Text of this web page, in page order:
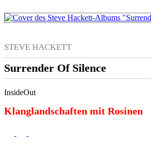
STEVE HACKETT
Surrender Of Silence
InsideOut
Klanglandschaften mit Rosinen